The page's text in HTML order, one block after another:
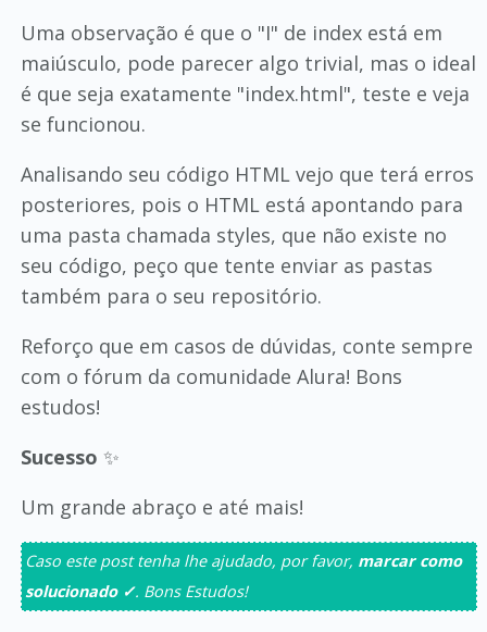
Uma observação é que o "I" de index está em
maiúsculo, pode parecer algo trivial, mas o ideal
é que seja exatamente "index.html", teste e veja
se funcionou.
Analisando seu código HTML vejo que terá erros
posteriores, pois o HTML está apontando para
uma pasta chamada styles, que não existe no
seu código, peço que tente enviar as pastas
também para o seu repositório.
Reforço que em casos de dúvidas, conte sempre
com o fórum da comunidade Alura! Bons
estudos!
Sucesso ✨
Um grande abraço e até mais!
Caso este post tenha lhe ajudado, por favor, marcar como
solucionado ✓. Bons Estudos!